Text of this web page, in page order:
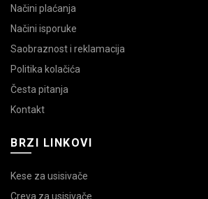
Načini plaćanja
Načini isporuke
Saobraznost i reklamacija
Politika kolačića
Česta pitanja
Kontakt
BRZI LINKOVI
Kese za usisivače
Creva za usisivače